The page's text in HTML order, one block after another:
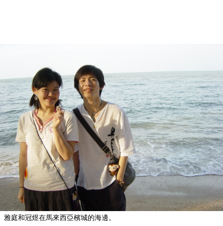
雅庭和冠煜在馬來西亞檳城的海邊。